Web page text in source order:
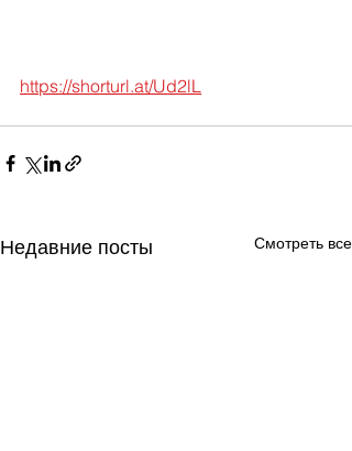
https://shorturl.at/Ud2lL
Недавние посты Смотреть все